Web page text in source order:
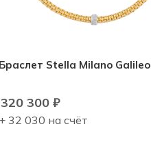
Браслет Stella Milano Galileo
320 300₽
+ 32 030 на счёт